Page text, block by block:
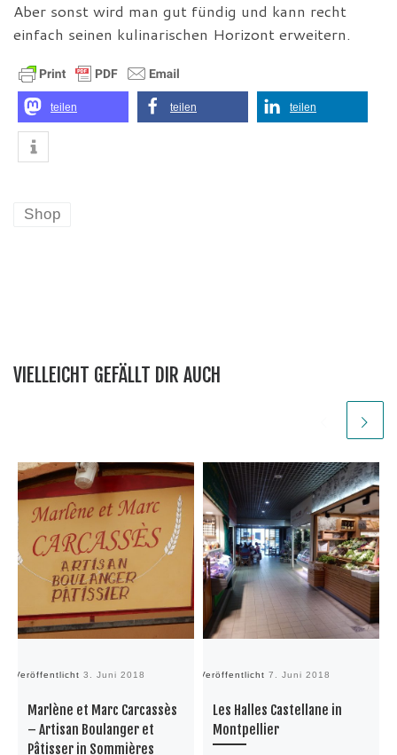
Aber sonst wird man gut fündig und kann recht
einfach seinen kulinarischen Horizont erweitern.
teilen teilen teilen
Shop
VIELLEICHT GEFÄLLT DIR AUCH
Veröffentlicht 3. Juni 2018
Marlène et Marc Carcassès
– Artisan Boulanger et
Pâtisser in Sommières
Veröffentlicht 7. Juni 2018
Les Halles Castellane in
Montpellier